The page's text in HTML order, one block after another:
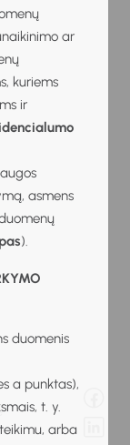
ar
kuriems
ir
asmens
).
duomenis
a punktas),
t. y.
arba